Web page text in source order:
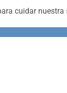
cuidar nuestra